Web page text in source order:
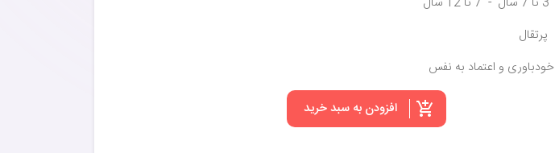
پرتقال
خودباوری و اعتماد به نفس
افزودن به سبد خرید